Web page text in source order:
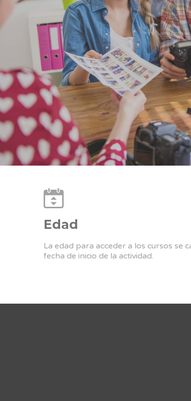
Edad
La edad para acceder a los cursos se
fecha de inicio de la actividad.